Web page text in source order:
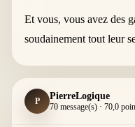
Et vous, vous avez des
soudainement tout leur
P PierreLogique
70 message(s) · 70,0